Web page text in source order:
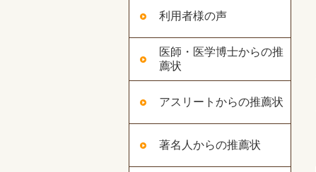
利用者様の声
医師・医学博士からの推
薦状
アスリートからの推薦状
著名人からの推薦状